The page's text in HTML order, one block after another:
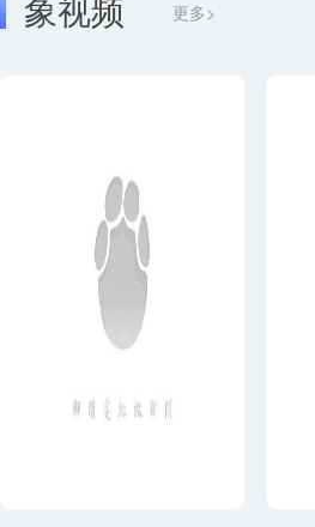
象视频 更多>